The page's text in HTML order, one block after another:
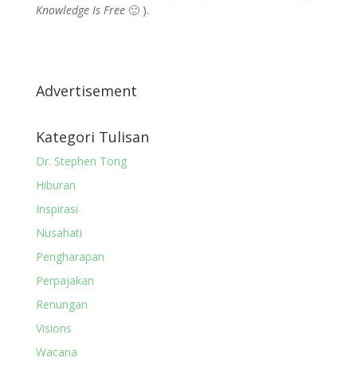
Knowledge Is Free🙂 ).
Advertisement
Kategori Tulisan
Dr. Stephen Tong
Hiburan
Inspirasi
Nusahati
Pengharapan
Perpajakan
Renungan
Visions
Wacana